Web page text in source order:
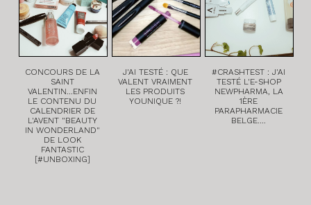
CONCOURS DE LA
SAINT
VALENTIN...ENFIN
LE CONTENU DU
CALENDRIER DE
L'AVENT "BEAUTY
IN WONDERLAND"
DE LOOK
FANTASTIC
[#UNBOXING]
J'AI TESTÉ : QUE
VALENT VRAIMENT
LES PRODUITS
YOUNIQUE ?!
#CRASHTEST : J'AI
TESTÉ L'E-SHOP
NEWPHARMA, LA
1ÈRE
PARAPHARMACIE
BELGE....